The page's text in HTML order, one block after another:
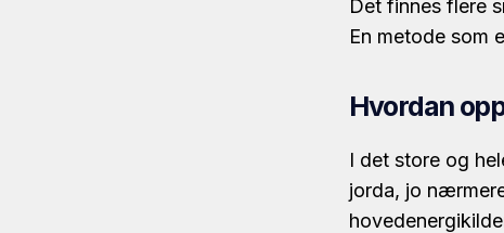
Det finnes flere
En metode som
Hvordan
I det store og
jorda, jo